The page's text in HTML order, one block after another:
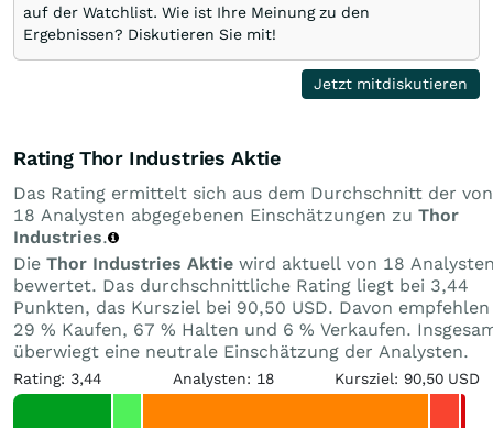
auf der Watchlist. Wie ist Ihre Meinung zu den
Ergebnissen? Diskutieren Sie mit!
Jetzt mitdiskutieren
Rating Thor Industries Aktie
Das Rating ermittelt sich aus dem Durchschnitt der von
18 Analysten abgegebenen Einschätzungen zu Thor
Industries.
Die Thor Industries Aktie wird aktuell von 18
bewertet. Das durchschnittliche Rating liegt bei 3,44
Punkten, das Kursziel bei 90,50 USD. Davon empfehlen
29 % Kaufen, 67 % Halten und 6 % Verkaufen.
überwiegt eine neutrale Einschätzung der Analysten.
Rating: 3,44 Analysten: 18 Kursziel: 90,50 USD